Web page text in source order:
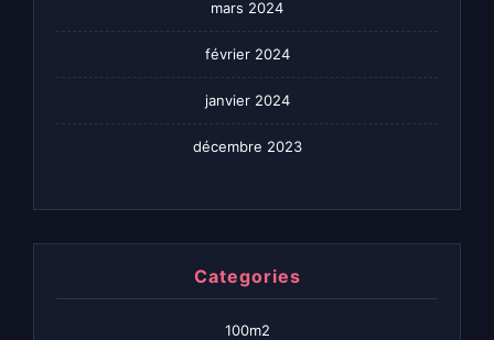
mars 2024
février 2024
janvier 2024
décembre 2023
Categories
100m2